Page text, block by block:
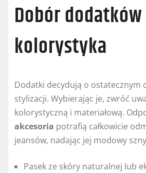
Dobór
kolorystyka
Dodatki decydują o ostatecznym
stylizacji. Wybierając je, zwróć
kolorystyczną i materiałową.
akcesoria potrafią całkowicie
jeansów, nadając jej modowy
Pasek ze skóry naturalnej lub